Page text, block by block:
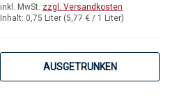
Inhalt: 0,75 Liter (5,77 € / 1 Liter)
inkl. MwSt. zzgl. Versandkosten
AUSGETRUNKEN